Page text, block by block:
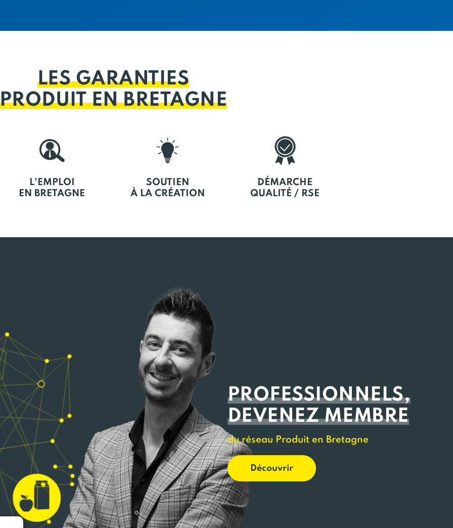
LES GARANTIES
EN BRETAGNE
L'EMPLOI
EN BRETAGNE
SOUTIEN
À LA CRÉATION
DÉMARCHE
QUALITÉ / RSE
PROFESSIONNELS,
DEVENEZ MEMBRE
du réseau Produit en Bretagne
Découvrir